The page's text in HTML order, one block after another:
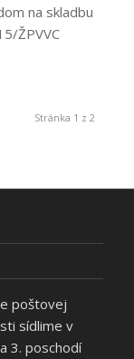
na skladbu
ŽPVVC
Stránka 1 z 2
poštovej
sídlime v
3. poschodí